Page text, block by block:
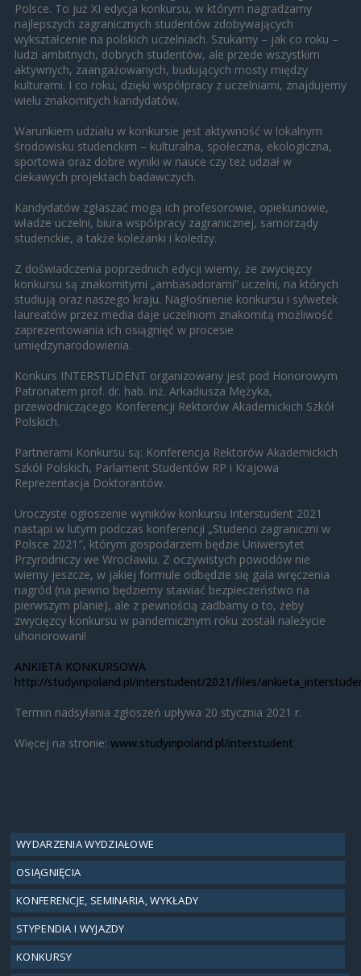
Polsce. To już XI edycja konkursu, w którym nagradzamy
najlepszych zagranicznych studentów zdobywających
wykształcenie na polskich uczelniach. Szukamy – jak co roku –
ludzi ambitnych, dobrych studentów, ale przede wszystkim
aktywnych, zaangażowanych, budujących mosty między
kulturami. I co roku, dzięki współpracy z uczelniami, znajdujemy
wielu znakomitych kandydatów.
Warunkiem udziału w konkursie jest aktywność w lokalnym
środowisku studenckim – kulturalna, społeczna, ekologiczna,
sportowa oraz dobre wyniki w nauce czy też udział w
ciekawych projektach badawczych.
Kandydatów zgłaszać mogą ich profesorowie, opiekunowie,
władze uczelni, biura współpracy zagranicznej, samorządy
studenckie, a także koleżanki i koledzy.
Z doświadczenia poprzednich edycji wiemy, że zwycięzcy
konkursu są znakomitymi „ambasadorami” uczelni, na których
studiują oraz naszego kraju. Nagłośnienie konkursu i sylwetek
laureatów przez media daje uczelniom znakomitą możliwość
zaprezentowania ich osiągnięć w procesie
umiędzynarodowienia.
Konkurs INTERSTUDENT organizowany jest pod Honorowym
Patronatem prof. dr. hab. inż. Arkadiusza Mężyka,
przewodniczącego Konferencji Rektorów Akademickich Szkół
Polskich.
Partnerami Konkursu są: Konferencja Rektorów Akademickich
Szkół Polskich, Parlament Studentów RP i Krajowa
Reprezentacja Doktorantów.
Uroczyste ogłoszenie wyników konkursu Interstudent 2021
nastąpi w lutym podczas konferencji „Studenci zagraniczni w
Polsce 2021″, którym gospodarzem będzie Uniwersytet
Przyrodniczy we Wrocławiu. Z oczywistych powodów nie
wiemy jeszcze, w jakiej formule odbędzie się gala wręczenia
nagród (na pewno będziemy stawiać bezpieczeństwo na
pierwszym planie), ale z pewnością zadbamy o to, żeby
zwycięzcy konkursu w pandemicznym roku zostali należycie
uhonorowani!
ANKIETA KONKURSOWA
http://studyinpoland.pl/interstudent/2021/files/
Termin nadsyłania zgłoszeń upływa 20 stycznia 2021 r.
Więcej na stronie: www.studyinpoland.pl/interstudent
WYDARZENIA WYDZIAŁOWE
OSIĄGNIĘCIA
KONFERENCJE, SEMINARIA, WYKŁADY
STYPENDIA I WYJAZDY
KONKURSY